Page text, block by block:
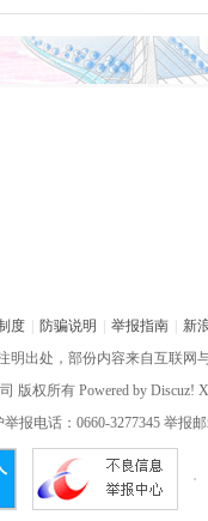
度 防骗说明 举报指南 新
出处，部份内容来自互联网
版权所有 Powered by Discuz!
报电话：0660-3277345 举报邮